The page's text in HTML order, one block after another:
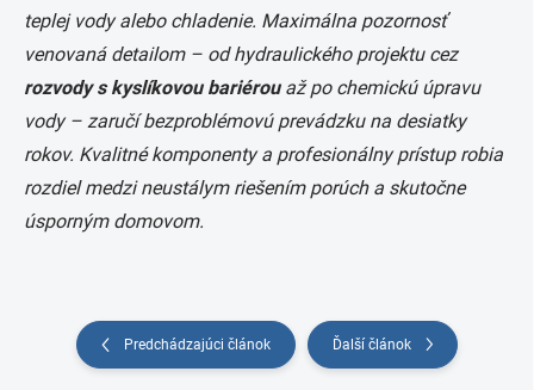
teplej vody alebo chladenie. Maximálna pozornosť
venovaná detailom – od hydraulického projektu cez
rozvody s kyslíkovou bariérouaž po chemickú úpravu
vody – zaručí bezproblémovú prevádzku na desiatky
rokov. Kvalitné komponenty a profesionálny prístup robia
rozdiel medzi neustálym riešením porúch a skutočne
úsporným domovom.
Predchádzajúci článok Ďalší článok